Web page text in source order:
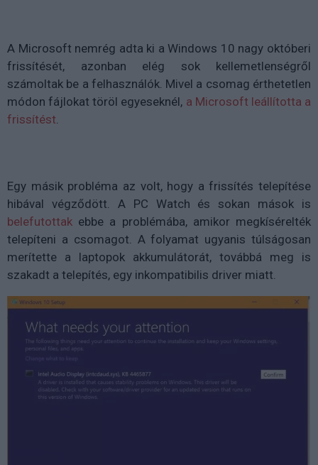
A Microsoft nemrég adta ki a Windows 10 nagy októberi
frissítését, azonban elég sok kellemetlenségről
számoltak be a felhasználók. Mivel a csomag érthetetlen
módon fájlokat töröl egyeseknél, a Microsoft leállította a
frissítést.
Egy másik probléma az volt, hogy a frissítés telepítése
hibával végződött. A PC Watch és sokan mások is
belefutottak ebbe a problémába, amikor megkísérelték
telepíteni a csomagot. A folyamat ugyanis túlságosan
merítette a laptopok akkumulátorát, továbbá meg is
szakadt a telepítés, egy inkompatibilis driver miatt.